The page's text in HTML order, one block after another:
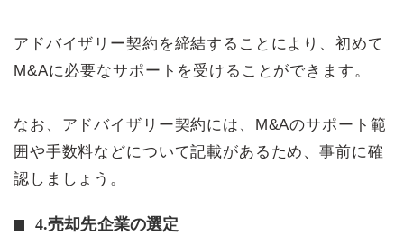
アドバイザリー契約を締結することにより、初めて
M&Aに必要なサポートを受けることができます。
なお、アドバイザリー契約には、M&Aのサポート範
囲や手数料などについて記載があるため、事前に確
認しましょう。
4.売却先企業の選定